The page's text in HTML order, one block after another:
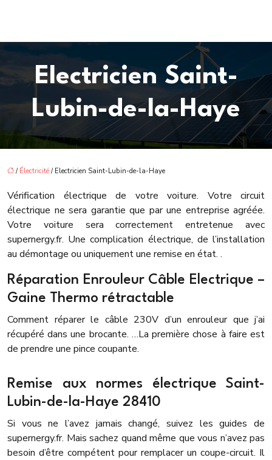
Electricien Saint-
Lubin-de-la-Haye
/ Électricité / Electricien Saint-Lubin-de-la-Haye
Vérification électrique de votre voiture. Votre circuit
électrique ne sera garantie que par une entreprise agréée.
Votre voiture sera correctement entretenue avec
supernergy.fr. Une complication électrique, de l’installation
au démontage ou uniquement une remise en état. .
Réparation Enrouleur Câble Electrique –
Gaine Thermo rétractable
Comment réparer le câble 230V d’un enrouleur que j’ai
récupéré dans une brocante. …La première chose à faire est
de prendre une pince coupante.
Remise aux normes électrique Saint-
Lubin-de-la-Haye 28410
Si vous ne l’avez jamais changé, suivez les guides de
supernergy.fr. Mais sachez quand même que vous n’avez pas
besoin d’être compétent pour remplacer un coupe-circuit. Il